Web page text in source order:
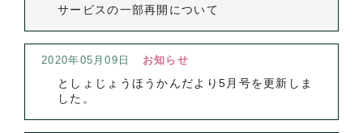
サービスの一部再開について
2020年05月09日 お知らせ
としょじょうほうかんだより5月号を更新しま
した。